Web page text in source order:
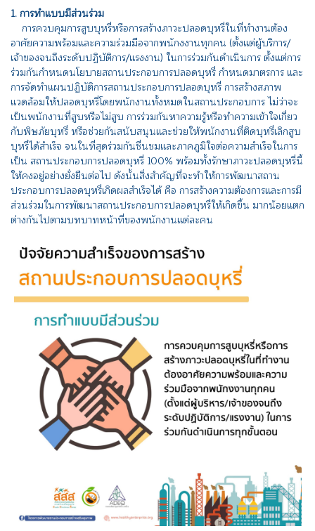
1. การทำแบบมีส่วนร่วม
การควบคุมการสูบบุหรี่หรือการสร้างภาวะปลอดบุหรี่ในที่ทำงานต้อง
อาศัยความพร้อมและความร่วมมือจากพนักงงานทุกคน (ตั้งแต่ผู้บริการ/
เจ้าของจนถึงระดับปฏิบัติการ/แรงงาน) ในการร่วมกันดำเนินการ ตั้งแต่การ
ร่วมกันกำหนดนโยบายสถานประกอบการปลอดบุหรี่ กำหนดมาตรการ และ
การจัดทำแผนปฏิบัติการสถานประกอบการปลอดบุหรี่ การสร้างสภาพ
แวดล้อมให้ปลอดบุหรี่โดยพนักงานทั้งหมดในสถานประกอบการ ไม่ว่าจะ
เป็นพนักงานที่สูบหรือไม่สูบ การร่วมกันหาความรู้หรือทำความเข้าใจเกี่ยว
กับพิษภัยบุหรี่ หรือช่วยกันสนับสนุนและช่วยให้พนักงานที่ติดบุหรี่เลิกสูบ
บุหรี่ได้สำเร็จ จนในที่สุดร่วมกันชื่นชมและภาคภูมิใจต่อความสำเร็จในการ
เป็น สถานประกอบการปลอดบุหรี่ 100% พร้อมทั้งรักษาภาวะปลอดบุหรี่นี้
ให้คงอยู่อย่างยั่งยืนต่อไป ดังนั้นสิ่งสำคัญที่จะทำให้การพัฒนาสถาน
ประกอบการปลอดบุหรี่เกิดผลสำเร็จได้ คือ การสร้างความต้องการและการมี
ส่วนร่วมในการพัฒนาสถานประกอบการปลอดบุหรี่ให้เกิดขึ้น มากน้อยแตก
ต่างกันไปตามบทบาทหน้าที่ของพนักงานแต่ละคน